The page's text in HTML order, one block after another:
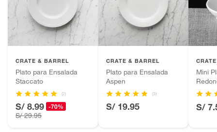
Productos hechos a medida.
Pinturas de color a pedido.
Baterías de auto.
Motocicletas y bicicletas motorizadas.
CRATE & BARREL
Plato para Ensalada
Staccato
(2)
S/ 8.99 -70%
S/ 29.95
CRATE & BARREL
Plato para Ensalada
Aspen
(3)
S/ 19.95
Mini
S/